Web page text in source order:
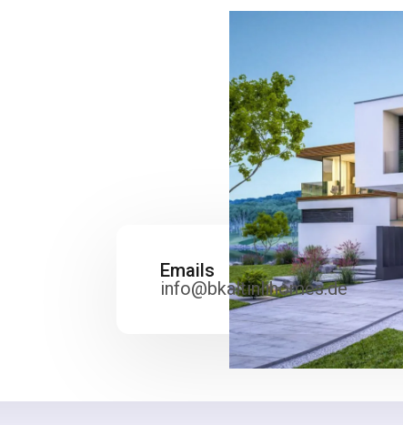
Emails
info@bkaltinlihomes.de